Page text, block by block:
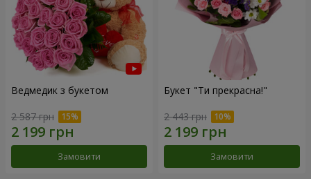
Ведмедик з букетом
2 587 грн
Замовити
Букет "Ти прекрасна!"
2 443 грн
Замовити